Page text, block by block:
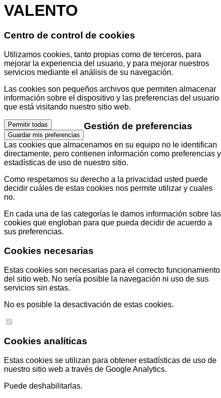
VALENTO
Centro de control de cookies
Utilizamos cookies, tanto propias como de terceros, para
mejorar la experiencia del usuario, y para mejorar nuestros
servicios mediante el análisis de su navegación.
Las cookies son pequeños archivos que permiten almacenar
información sobre el dispositivo y las preferencias del usuario
que está visitando nuestro sitio web.
Permitir todas
Guardar mis preferencias
Gestión de preferencias
Las cookies que almacenamos en su equipo no le identifican
directamente, pero contienen información como preferencias y
estadísticas de uso de nuestro sitio.
Como respetamos su derecho a la privacidad usted puede
decidir cuáles de estas cookies nos permite utilizar y cuales
no.
En cada una de las categorías le damos información sobre las
cookies que engloban para que pueda decidir de acuerdo a
sus preferencias.
Cookies necesarias
Estas cookies son necesarias para el correcto funcionamiento
del sitio web. No sería posible la navegación ni uso de sus
servicios sin estas.
No es posible la desactivación de estas cookies.
Cookies analíticas
Estas cookies se utilizan para obtener estadísticas de uso de
nuestro sitio web a través de Google Analytics.
Puede deshabilitarlas.